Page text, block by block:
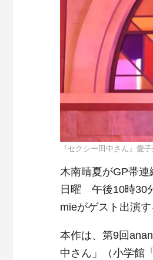
『セクシー田中さん』愛
木南晴夏がGP帯
日曜 午後10時30
mieがゲスト出演す
本作は、第9回
中さん」（小学館